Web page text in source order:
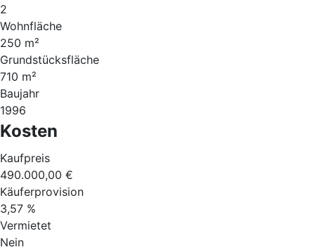
2
Wohnfläche
250 m²
Grundstücksfläche
710 m²
Baujahr
1996
Kosten
Kaufpreis
490.000,00 €
Käuferprovision
3,57 %
Vermietet
Nein